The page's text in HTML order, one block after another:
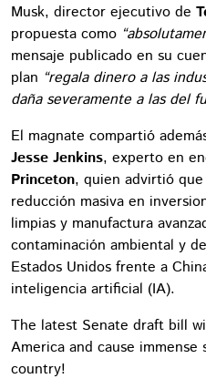
Musk, director ejecutivo de
propuesta como
mensaje publicado en su
plan “regala dinero a las
daña severamente a las del
El magnate compartió
Jesse Jenkins, experto en
Princeton, quien advirtió
reducción masiva en
limpias y manufactura
contaminación ambiental y
Estados Unidos frente a
inteligencia artificial (IA).
The latest Senate draft bill
America and cause
country!